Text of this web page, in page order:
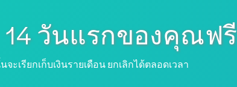
14 วันแรกของคุณฟรี
เรียกเก็บเงินรายเดือน ยกเลิกได้ตลอดเวลา